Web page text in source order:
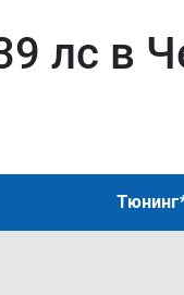
лс в